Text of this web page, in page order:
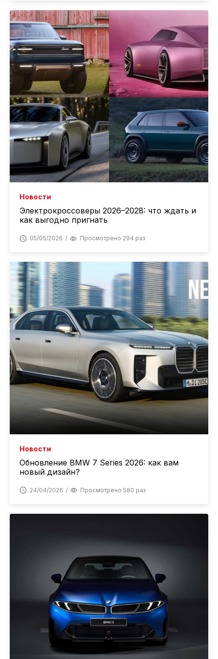
Новости
Электрокроссоверы 2026–2028: что ждать и
как выгодно пригнать
05/05/2026 Просмотрено 294 раз
Новости
Обновление BMW 7 Series 2026: как вам
новый дизайн?
24/04/2026 Просмотрено 580 раз